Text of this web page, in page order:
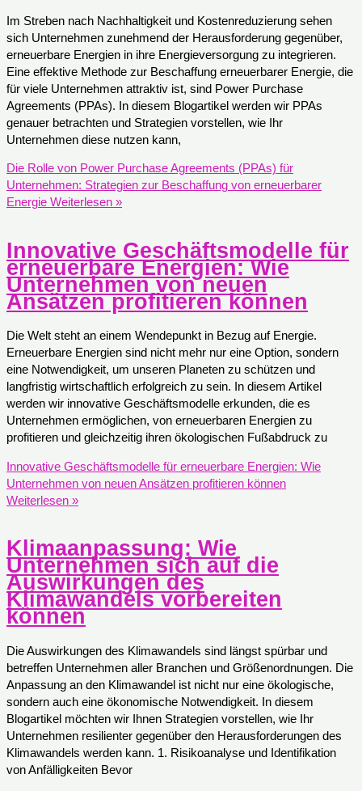
Im Streben nach Nachhaltigkeit und Kostenreduzierung sehen
sich Unternehmen zunehmend der Herausforderung gegenüber,
erneuerbare Energien in ihre Energieversorgung zu integrieren.
Eine effektive Methode zur Beschaffung erneuerbarer Energie, die
für viele Unternehmen attraktiv ist, sind Power Purchase
Agreements (PPAs). In diesem Blogartikel werden wir PPAs
genauer betrachten und Strategien vorstellen, wie Ihr
Unternehmen diese nutzen kann,
Die Rolle von Power Purchase Agreements (PPAs) für
Unternehmen: Strategien zur Beschaffung von erneuerbarer
Energie Weiterlesen »
Innovative Geschäftsmodelle für
erneuerbare Energien: Wie
Unternehmen von neuen
Ansätzen profitieren können
Die Welt steht an einem Wendepunkt in Bezug auf Energie.
Erneuerbare Energien sind nicht mehr nur eine Option, sondern
eine Notwendigkeit, um unseren Planeten zu schützen und
langfristig wirtschaftlich erfolgreich zu sein. In diesem Artikel
werden wir innovative Geschäftsmodelle erkunden, die es
Unternehmen ermöglichen, von erneuerbaren Energien zu
profitieren und gleichzeitig ihren ökologischen Fußabdruck zu
Innovative Geschäftsmodelle für erneuerbare Energien: Wie
Unternehmen von neuen Ansätzen profitieren können
Weiterlesen »
Klimaanpassung: Wie
Unternehmen sich auf die
Auswirkungen des
Klimawandels vorbereiten
können
Die Auswirkungen des Klimawandels sind längst spürbar und
betreffen Unternehmen aller Branchen und Größenordnungen. Die
Anpassung an den Klimawandel ist nicht nur eine ökologische,
sondern auch eine ökonomische Notwendigkeit. In diesem
Blogartikel möchten wir Ihnen Strategien vorstellen, wie Ihr
Unternehmen resilienter gegenüber den Herausforderungen des
Klimawandels werden kann. 1. Risikoanalyse und Identifikation
von Anfälligkeiten Bevor